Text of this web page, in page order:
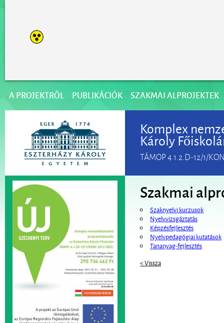
A PROJEKTRŐL PUBLIKÁCIÓK SZAKMAI ALPROJEKTEK
Komplex
Károly
TÁMOP 4.1.2.D-12/1/
Szakmai
Szaknyelvi kurzusok
Nyelvvizsgáztatás
Képzésfejlesztés
Nyelvpedagógiai kutatások
Tananyag-fejlesztés
< Vissza